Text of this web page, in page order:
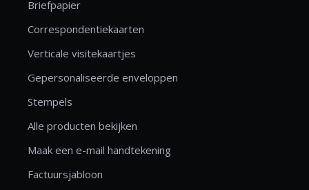
Briefpapier
Correspondentiekaarten
Verticale visitekaartjes
Gepersonaliseerde enveloppen
Stempels
Alle producten bekijken
Maak een e-mail handtekening
Factuursjabloon